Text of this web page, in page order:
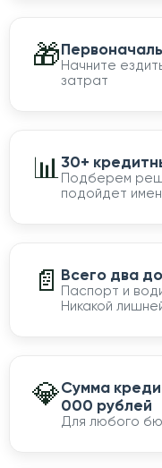
🎁Начните
затрат
📊30+
Подберем
подойдет
📄 Всего два
Паспорт и
Никакой
💎Сумма
000 рублей
Для любого